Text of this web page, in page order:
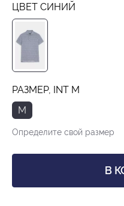
ЦВЕТ СИНИЙ
РАЗМЕР, INT M
M
Определите свой размер
В